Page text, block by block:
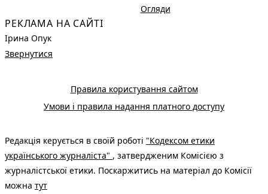
РЕКЛАМА НА САЙТІ
Ірина Опук
Звернутися
Огляди
Правила користування сайтом
Умови і правила надання платного доступу
Редакція керується в своїй роботі "Кодексом етики
українського журналіста" , затвердженим Комісією з
журналістської етики. Поскаржитись на матеріал до Комісії
можна тут